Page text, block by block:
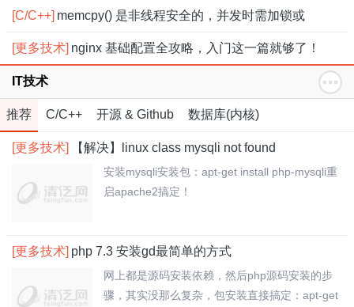
[C/C++] memcpy() 是非线程安全的，并发时需加锁或
[更多技术] nginx 基础配置全攻略，入门这一篇就够了！
IT技术
推荐 C/C++ 开源 & Github 数据库(内核)
[更多技术] 【解决】linux class mysqli not found
安装mysqli安装包：apt-get install php-mysqli重
启apache2搞定！
[更多技术] php 7.3 安装gd最简单的方式
网上都是源码安装依赖，然后php源码安装的步
骤，其实没那么复杂，包安装直接搞定：apt-get